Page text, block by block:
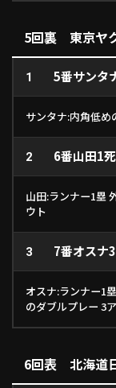
5回裏 東京ヤ
1 5番サンタ
サンタナ:内角低め
2 6番山田1
山田:ランナー1塁
ウト
3 7番オスナ
オスナ:ランナー1
のダブルプレー 3
6回表 北海道